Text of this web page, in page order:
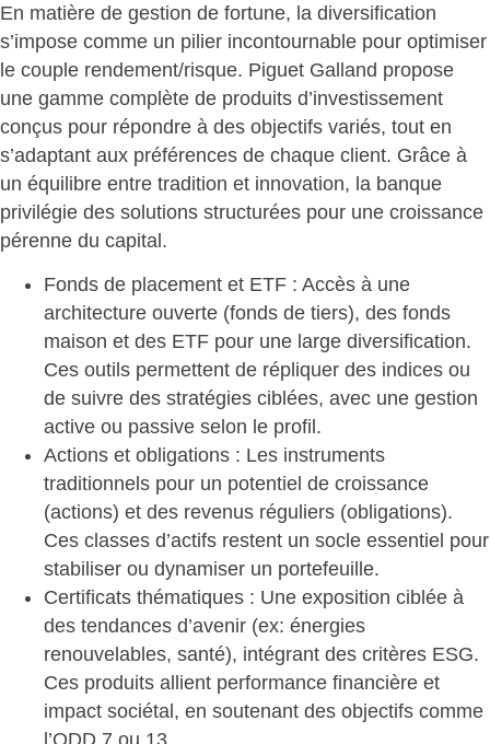
En matière de gestion de fortune, la diversification
s’impose comme un pilier incontournable pour optimiser
le couple rendement/risque. Piguet Galland propose
une gamme complète de produits d’investissement
conçus pour répondre à des objectifs variés, tout en
s’adaptant aux préférences de chaque client. Grâce à
un équilibre entre tradition et innovation, la banque
privilégie des solutions structurées pour une croissance
pérenne du capital.
Fonds de placement et ETF : Accès à une
architecture ouverte (fonds de tiers), des fonds
maison et des ETF pour une large diversification.
Ces outils permettent de répliquer des indices ou
de suivre des stratégies ciblées, avec une gestion
active ou passive selon le profil.
Actions et obligations : Les instruments
traditionnels pour un potentiel de croissance
(actions) et des revenus réguliers (obligations).
Ces classes d’actifs restent un socle essentiel pour
stabiliser ou dynamiser un portefeuille.
Certificats thématiques : Une exposition ciblée à
des tendances d’avenir (ex: énergies
renouvelables, santé), intégrant des critères ESG.
Ces produits allient performance financière et
impact sociétal, en soutenant des objectifs comme